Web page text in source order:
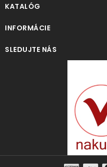
KATALÓG
INFORMÁCIE
SLEDUJTE NÁS